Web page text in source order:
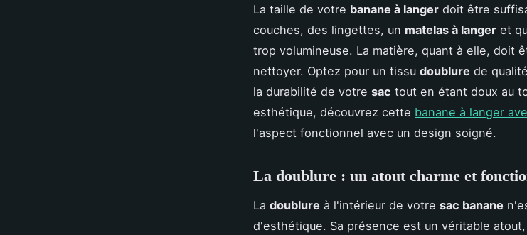
La taille de votre banane à langer doit être
couches, des lingettes, un matelas à langer et
trop volumineuse. La matière, quant à elle, doit
nettoyer. Optez pour un tissu doublure de
la durabilité de votre sac tout en étant doux au
esthétique, découvrez cette banane à langer
l'aspect fonctionnel avec un design soigné.
La doublure : un atout charme et
La doublure à l'intérieur de votre sac banane
d'esthétique. Sa présence est un véritable